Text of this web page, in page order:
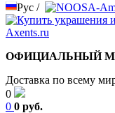
Рус /
ОФИЦИАЛЬНЫЙ
Доставка по всему
0
0 0 руб.